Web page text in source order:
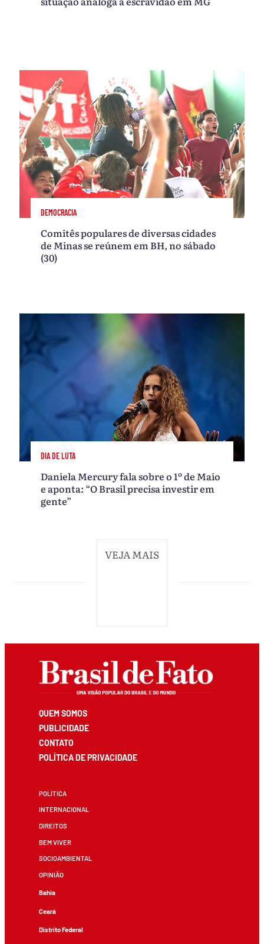
DEMOCRACIA
Comitês populares de diversas cidades
de Minas se reúnem em BH, no sábado
(30)
DIA DE LUTA
Daniela Mercury fala sobre o 1º de Maio
e aponta: “O Brasil precisa investir em
gente”
VEJA MAIS
QUEM SOMOS
PUBLICIDADE
CONTATO
POLÍTICA DE PRIVACIDADE
POLÍTICA
INTERNACIONAL
DIREITOS
BEM VIVER
SOCIOAMBIENTAL
OPINIÃO
Bahia
Ceará
Distrito Federal